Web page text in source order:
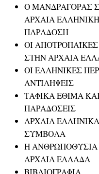
Ο ΜΑΝΔΡΑΓΟΡΑΣ
ΑΡΧΑΙΑ ΕΛΛΗΝΙΚΗ
ΠΑΡΑΔΟΣΗ
ΟΙ
ΣΤΗΝ ΑΡΧΑΙΑ
ΟΙ ΕΛΛΗΝΙΚΕΣ
ΑΝΤΙΛΗΨΕΙΣ
ΤΑΦΙΚΑ ΕΘΙΜΑ
ΠΑΡΑΔΟΣΕΙΣ
ΑΡΧΑΙΑ ΕΛΛΗΝΙΚΑ
ΣΥΜΒΟΛΑ
Η
ΑΡΧΑΙΑ ΕΛΛΑΔΑ